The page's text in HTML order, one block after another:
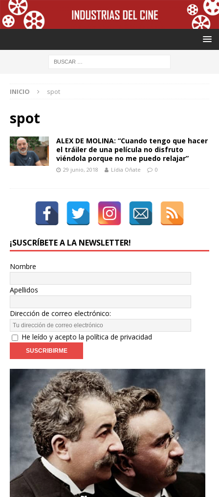
INICIO spot
spot
ALEX DE MOLINA: “Cuando tengo que hacer
el tráiler de una película no disfruto
viéndola porque no me puedo relajar”
29 junio, 2018 Lídia Oñate 0
¡SUSCRÍBETE A LA NEWSLETTER!
Nombre
Apellidos
Dirección de correo electrónico:
He leído y acepto la política de privacidad